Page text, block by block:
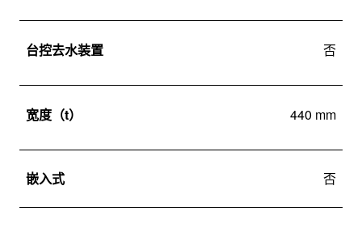
台控去水装置 否
宽度（t） 440 mm
嵌入式 否